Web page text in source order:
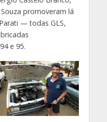
promoveram lá
— todas GLS,
e 95.